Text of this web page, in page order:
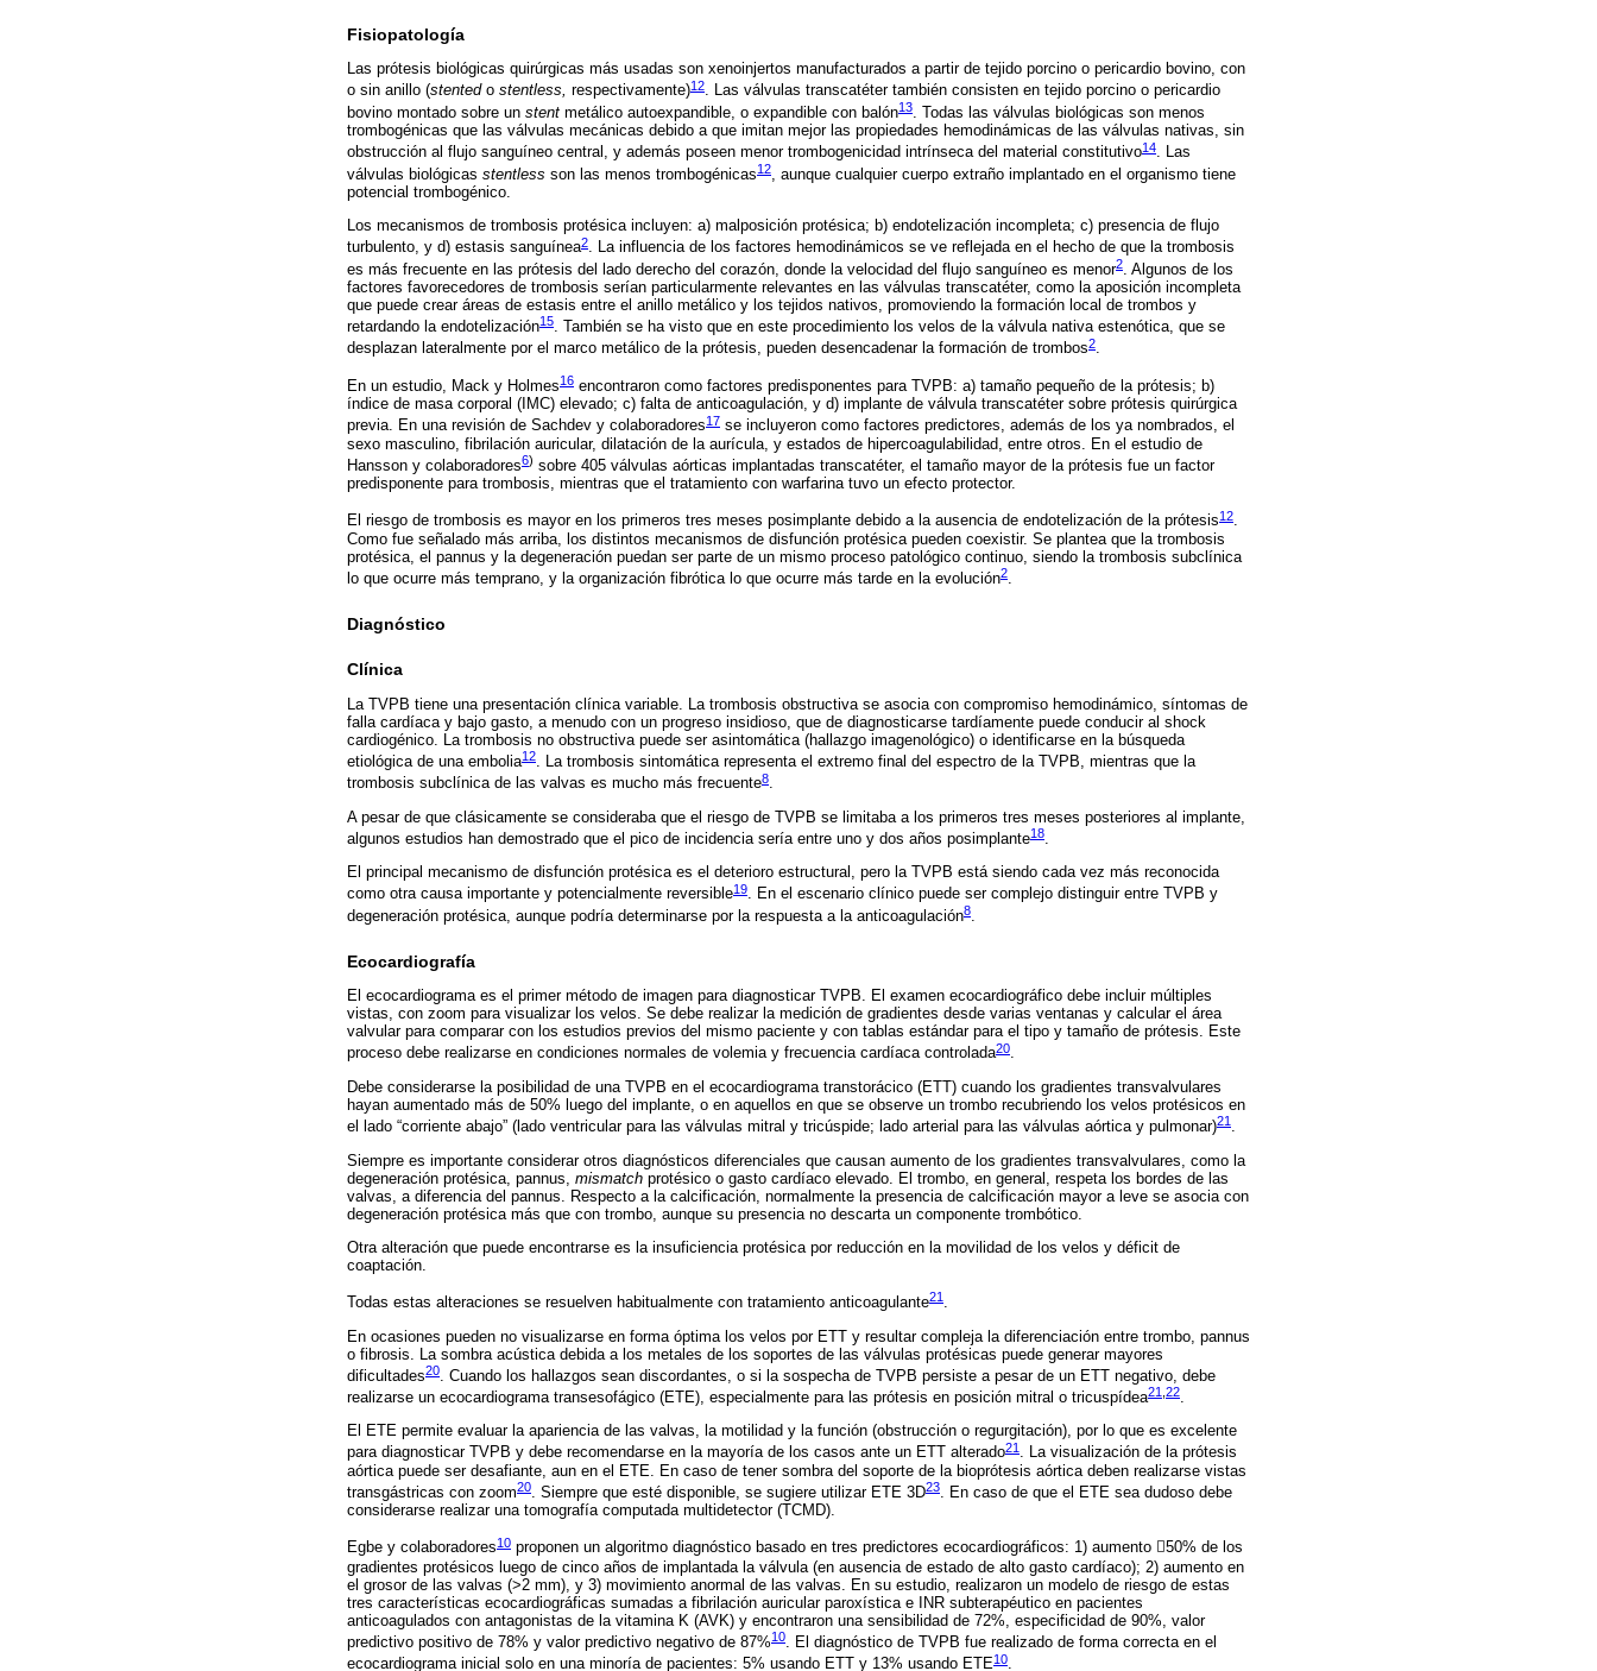
Fisiopatología
Las prótesis biológicas quirúrgicas más usadas son xenoinjertos manufacturados a partir de tejido porcino o pericardio bovino, con
o sin anillo (stentedo stentless, respectivamente)12. Las válvulas transcatéter también consisten en tejido porcino o pericardio
bovino montado sobre un stent metálico autoexpandible, o expandible con balón13. Todas las válvulas biológicas son menos
trombogénicas que las válvulas mecánicas debido a que imitan mejor las propiedades hemodinámicas de las válvulas nativas, sin
obstrucción al flujo sanguíneo central, y además poseen menor trombogenicidad intrínseca del material constitutivo14. Las
válvulas biológicas stentless son las menos trombogénicas12, aunque cualquier cuerpo extraño implantado en el organismo tiene
potencial trombogénico.
Los mecanismos de trombosis protésica incluyen: a) malposición protésica; b) endotelización incompleta; c) presencia de flujo
turbulento, y d) estasis sanguínea2. La influencia de los factores hemodinámicos se ve reflejada en el hecho de que la trombosis
es más frecuente en las prótesis del lado derecho del corazón, donde la velocidad del flujo sanguíneo es menor2 . Algunos de los
factores favorecedores de trombosis serían particularmente relevantes en las válvulas transcatéter, como la aposición incompleta
que puede crear áreas de estasis entre el anillo metálico y los tejidos nativos, promoviendo la formación local de trombos y
retardando la endotelización15. También se ha visto que en este procedimiento los velos de la válvula nativa estenótica, que se
desplazan lateralmente por el marco metálico de la prótesis, pueden desencadenar la formación de trombos2.
En un estudio, Mack y Holmes16 encontraron como factores predisponentes para TVPB: a) tamaño pequeño de la prótesis; b)
índice de masa corporal (IMC) elevado; c) falta de anticoagulación, y d) implante de válvula transcatéter sobre prótesis quirúrgica
previa. En una revisión de Sachdev y colaboradores17 se incluyeron como factores predictores, además de los ya nombrados, el
sexo masculino, fibrilación auricular, dilatación de la aurícula, y estados de hipercoagulabilidad, entre otros. En el estudio de
Hansson y colaboradores6) sobre 405 válvulas aórticas implantadas transcatéter, el tamaño mayor de la prótesis fue un factor
predisponente para trombosis, mientras que el tratamiento con warfarina tuvo un efecto protector.
El riesgo de trombosis es mayor en los primeros tres meses posimplante debido a la ausencia de endotelización de la prótesis12.
Como fue señalado más arriba, los distintos mecanismos de disfunción protésica pueden coexistir. Se plantea que la trombosis
protésica, el pannus y la degeneración puedan ser parte de un mismo proceso patológico continuo, siendo la trombosis subclínica
lo que ocurre más temprano, y la organización fibrótica lo que ocurre más tarde en la evolución2.
Diagnóstico
Clínica
La TVPB tiene una presentación clínica variable. La trombosis obstructiva se asocia con compromiso hemodinámico, síntomas de
falla cardíaca y bajo gasto, a menudo con un progreso insidioso, que de diagnosticarse tardíamente puede conducir al shock
cardiogénico. La trombosis no obstructiva puede ser asintomática (hallazgo imagenológico) o identificarse en la búsqueda
etiológica de una embolia12. La trombosis sintomática representa el extremo final del espectro de la TVPB, mientras que la
trombosis subclínica de las valvas es mucho más frecuente8.
A pesar de que clásicamente se consideraba que el riesgo de TVPB se limitaba a los primeros tres meses posteriores al implante,
algunos estudios han demostrado que el pico de incidencia sería entre uno y dos años posimplante18.
El principal mecanismo de disfunción protésica es el deterioro estructural, pero la TVPB está siendo cada vez más reconocida
como otra causa importante y potencialmente reversible19. En el escenario clínico puede ser complejo distinguir entre TVPB y
degeneración protésica, aunque podría determinarse por la respuesta a la anticoagulación8.
Ecocardiografía
El ecocardiograma es el primer método de imagen para diagnosticar TVPB. El examen ecocardiográfico debe incluir múltiples
vistas, con zoom para visualizar los velos. Se debe realizar la medición de gradientes desde varias ventanas y calcular el área
valvular para comparar con los estudios previos del mismo paciente y con tablas estándar para el tipo y tamaño de prótesis. Este
proceso debe realizarse en condiciones normales de volemia y frecuencia cardíaca controlada20.
Debe considerarse la posibilidad de una TVPB en el ecocardiograma transtorácico (ETT) cuando los gradientes transvalvulares
hayan aumentado más de 50% luego del implante, o en aquellos en que se observe un trombo recubriendo los velos protésicos en
el lado “corriente abajo” (lado ventricular para las válvulas mitral y tricúspide; lado arterial para las válvulas aórtica y pulmonar)21 .
Siempre es importante considerar otros diagnósticos diferenciales que causan aumento de los gradientes transvalvulares, como la
degeneración protésica, pannus, mismatch protésico o gasto cardíaco elevado. El trombo, en general, respeta los bordes de las
valvas, a diferencia del pannus. Respecto a la calcificación, normalmente la presencia de calcificación mayor a leve se asocia con
degeneración protésica más que con trombo, aunque su presencia no descarta un componente trombótico.
Otra alteración que puede encontrarse es la insuficiencia protésica por reducción en la movilidad de los velos y déficit de
coaptación.
Todas estas alteraciones se resuelven habitualmente con tratamiento anticoagulante21 .
En ocasiones pueden no visualizarse en forma óptima los velos por ETT y resultar compleja la diferenciación entre trombo, pannus
o fibrosis. La sombra acústica debida a los metales de los soportes de las válvulas protésicas puede generar mayores
dificultades20
. Cuando los hallazgos sean discordantes, o si la sospecha de TVPB persiste a pesar de un ETT negativo, debe
realizarse un ecocardiograma transesofágico (ETE), especialmente para las prótesis en posición mitral o tricuspídea21 22.
El ETE permite evaluar la apariencia de las valvas, la motilidad y la función (obstrucción o regurgitación), por lo que es excelente
para diagnosticar TVPB y debe recomendarse en la mayoría de los casos ante un ETT alterado21 . La visualización de la prótesis
aórtica puede ser desafiante, aun en el ETE. En caso de tener sombra del soporte de la bioprótesis aórtica deben realizarse vistas
transgástricas con zoom20. Siempre que esté disponible, se sugiere utilizar ETE 3D23. En caso de que el ETE sea dudoso debe
considerarse realizar una tomografía computada multidetector (TCMD).
Egbe y colaboradores10 proponen un algoritmo diagnóstico basado en tres predictores ecocardiográficos: 1) aumento 50% de los
gradientes protésicos luego de cinco años de implantada la válvula (en ausencia de estado de alto gasto cardíaco); 2) aumento en
el grosor de las valvas (>2 mm), y 3) movimiento anormal de las valvas. En su estudio, realizaron un modelo de riesgo de estas
tres características ecocardiográficas sumadas a fibrilación auricular paroxística e INR subterapéutico en pacientes
anticoagulados con antagonistas de la vitamina K (AVK) y encontraron una sensibilidad de 72%, especificidad de 90%, valor
predictivo positivo de 78% y valor predictivo negativo de 87%10. El diagnóstico de TVPB fue realizado de forma correcta en el
ecocardiograma inicial solo en una minoría de pacientes: 5% usando ETT y 13% usando ETE10.